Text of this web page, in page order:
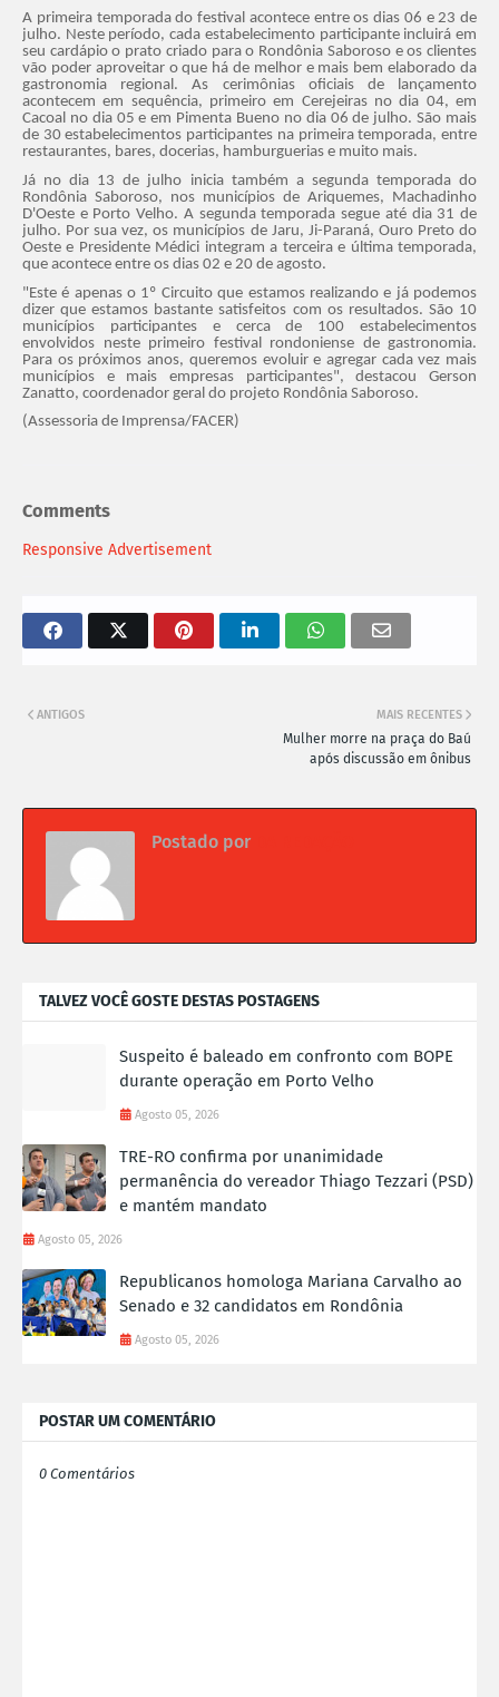
A primeira temporada do festival acontece entre os dias 06 e 23 de
julho. Neste período, cada estabelecimento participante incluirá em
seu cardápio o prato criado para o Rondônia Saboroso e os clientes
vão poder aproveitar o que há de melhor e mais bem elaborado da
gastronomia regional. As cerimônias oficiais de lançamento
acontecem em sequência, primeiro em Cerejeiras no dia 04, em
Cacoal no dia 05 e em Pimenta Bueno no dia 06 de julho. São mais
de 30 estabelecimentos participantes na primeira temporada, entre
restaurantes, bares, docerias, hamburguerias e muito mais.
Já no dia 13 de julho inicia também a segunda temporada do
Rondônia Saboroso, nos municípios de Ariquemes, Machadinho
D'Oeste e Porto Velho. A segunda temporada segue até dia 31 de
julho. Por sua vez, os municípios de Jaru, Ji-Paraná, Ouro Preto do
Oeste e Presidente Médici integram a terceira e última temporada,
que acontece entre os dias 02 e 20 de agosto.
"Este é apenas o 1º Circuito que estamos realizando e já podemos
dizer que estamos bastante satisfeitos com os resultados. São 10
municípios participantes e cerca de 100 estabelecimentos
envolvidos neste primeiro festival rondoniense de gastronomia.
Para os próximos anos, queremos evoluir e agregar cada vez mais
municípios e mais empresas participantes", destacou Gerson
Zanatto, coordenador geral do projeto Rondônia Saboroso.
(Assessoria de Imprensa/FACER)
Comments
Responsive Advertisement
MAIS RECENTES
Mulher morre na praça do Baú
após discussão em ônibus
ANTIGOS
Postado por
TALVEZ VOCÊ GOSTE DESTAS POSTAGENS
Suspeito é baleado em confronto com BOPE
durante operação em Porto Velho
Agosto 05, 2026
TRE-RO confirma por unanimidade
permanência do vereador Thiago Tezzari (PSD)
e mantém mandato
Agosto 05, 2026
Republicanos homologa Mariana Carvalho ao
Senado e 32 candidatos em Rondônia
Agosto 05, 2026
POSTAR UM COMENTÁRIO
0 Comentários